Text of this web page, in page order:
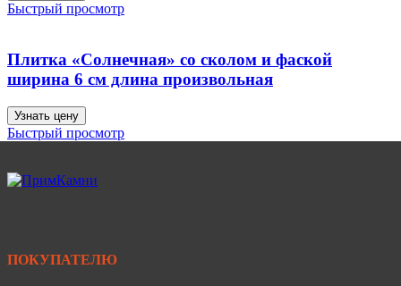
Быстрый просмотр
Плитка «Солнечная» со сколом и фаской
ширина 6 см длина произвольная
Узнать цену
Быстрый просмотр
ПОКУПАТЕЛЮ